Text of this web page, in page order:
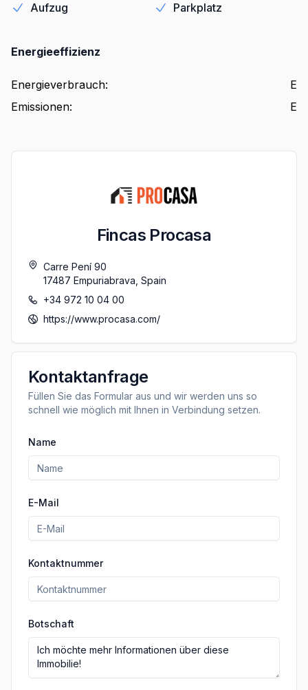
Aufzug Parkplatz
Energieeffizienz
Energieverbrauch:
E
Emissionen: E
Fincas Procasa
Carre Pení 90
17487 Empuriabrava Spain
+34 972 10 04 00
https://www.procasa.com/
Kontaktanfrage
Füllen Sie das Formular aus und wir werden uns so
schnell wie möglich mit Ihnen in Verbindung setzen.
Name
E-Mail
Kontaktnummer
Botschaft